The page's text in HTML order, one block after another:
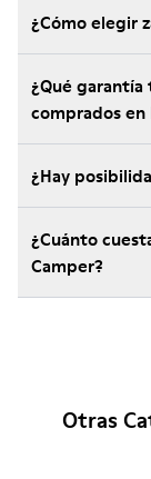
¿Cómo elegir
¿Qué
comprados en
¿Hay
¿Cuánto
Camper?
Otras